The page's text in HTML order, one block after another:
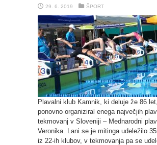
29. 6. 2019 ŠPORT
Plavalni klub Kamnik, ki deluje že 86
ponovno organiziral enega največjih
tekmovanj v Sloveniji – Mednarodni
Veronika. Lani se je mitinga udeležilo
iz 22-ih klubov, v tekmovanja pa se